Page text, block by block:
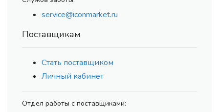
service@iconmarket.ru
Поставщикам
Стать поставщиком
Личный кабинет
Отдел работы с поставщиками: